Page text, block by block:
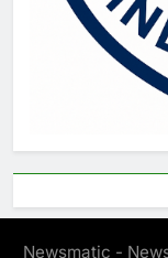
Newsmatic -